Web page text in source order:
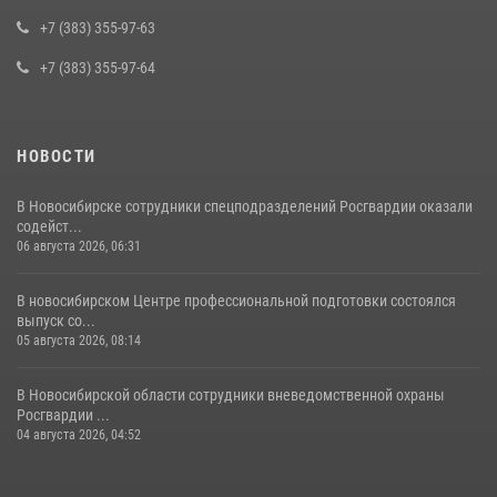
10 июля 2026, 04:33
+7 (383) 355-97-63
+7 (383) 355-97-64
НОВОСТИ
В Новосибирске сотрудники спецподразделений Росгвардии оказали
содейст...
06 августа 2026, 06:31
В новосибирском Центре профессиональной подготовки состоялся
выпуск со...
05 августа 2026, 08:14
В Новосибирской области сотрудники вневедомственной охраны
Росгвардии ...
04 августа 2026, 04:52